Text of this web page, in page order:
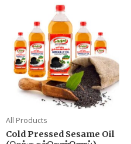
options
may
be
chosen
on
the
product
All Products
Cold Pressed Sesame Oil